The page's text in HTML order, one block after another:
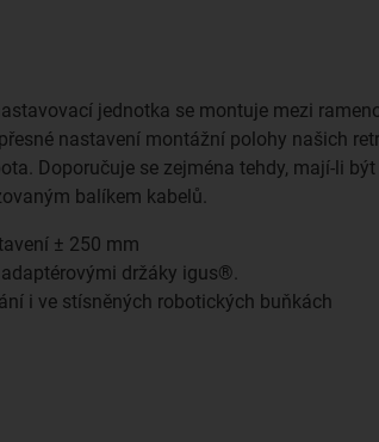
jednotka se montuje mezi
nastavení montážní polohy našich
Doporučuje se zejména tehdy, mají-li
balíkem kabelů.
± 250 mm
držáky igus®.
i ve stísněných robotických buňkách